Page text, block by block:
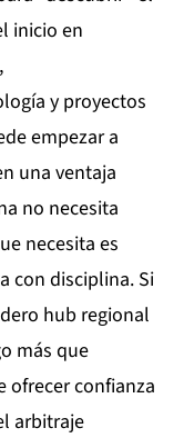
inicio en
y proyectos
empezar a
una ventaja
no necesita
necesita es
con disciplina. Si
hub regional
más que
ofrecer confianza
arbitraje